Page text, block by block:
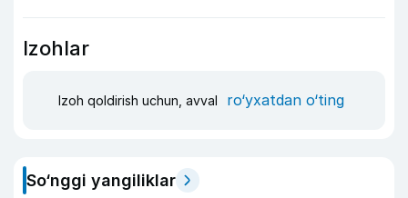
Izohlar
Izoh qoldirish uchun, avval ro‘yxatdan o‘ting
So‘nggi yangiliklar